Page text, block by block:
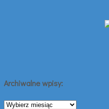
Archiwalne wpisy:
Archiwalne